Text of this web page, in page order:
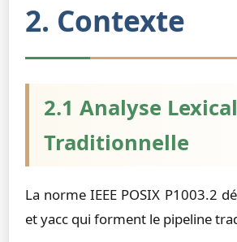
2. Contexte
2.1 Analyse
Traditionnelle
La norme IEEE POSIX P1003.2
et yacc qui forment le pipeline